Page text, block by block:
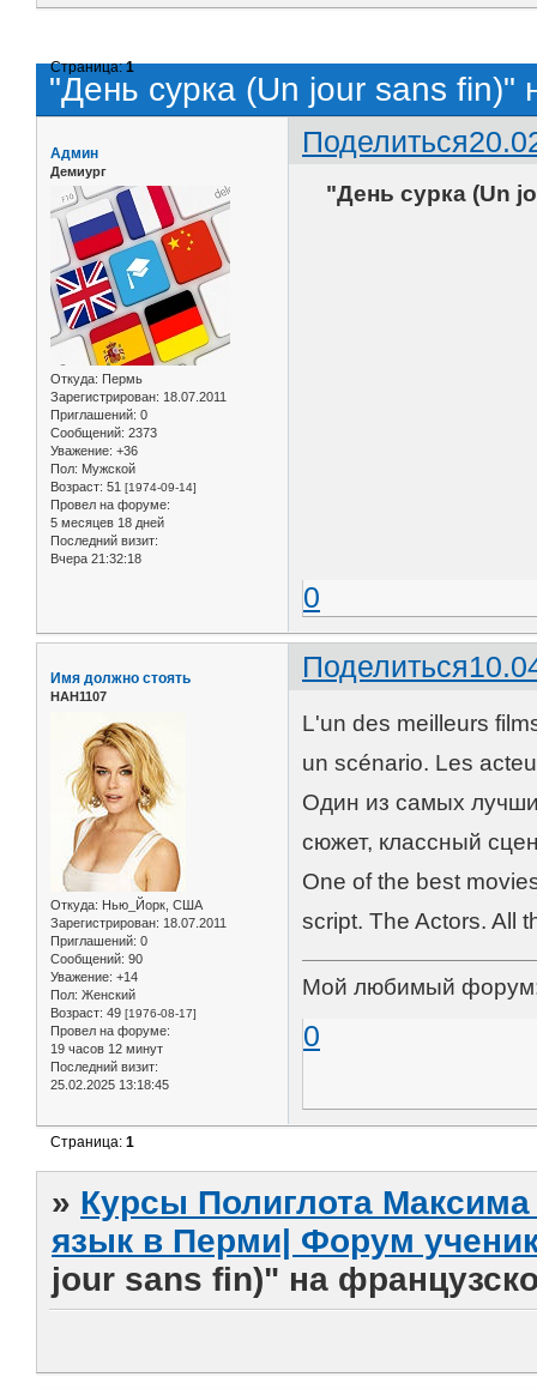
"День сурка (Un jour sans fin)"
Страница:1
Поделиться
Админ
Демиург
Откуда: Пермь
Зарегистрирован: 18.07.2011
Приглашений: 0
Сообщений: 2373
Уважение: +36
Пол: Мужской
Возраст: 51 [1974-09-14]
Провел на форуме:
5 месяцев 18 дней
Последний визит:
Вчера 21:32:18
"День сурка (Un
0
Поделиться
Имя должно стоять
НАН1107
Откуда: Нью_Йорк, США
Зарегистрирован: 18.07.2011
Приглашений: 0
Сообщений: 90
Уважение: +14
Пол: Женский
Возраст: 49 [1976-08-17]
Провел на форуме:
19 часов 12 минут
Последний визит:
25.02.2025 13:18:45
L'un des meilleurs
un scénario. Les
Один из самых
сюжет, классный
One of the best
script. The Actors. All
Мой любимый
0
Страница:1
» Курсы Полиглота
язык в Перми| Форум
jour sans fin)" на